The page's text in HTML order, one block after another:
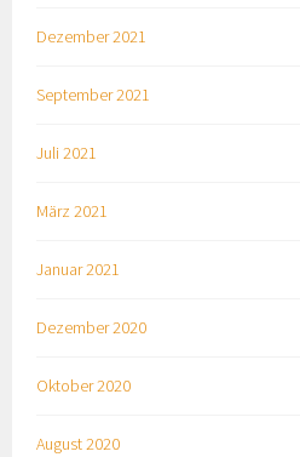
Dezember 2021
September 2021
Juli 2021
März 2021
Januar 2021
Dezember 2020
Oktober 2020
August 2020